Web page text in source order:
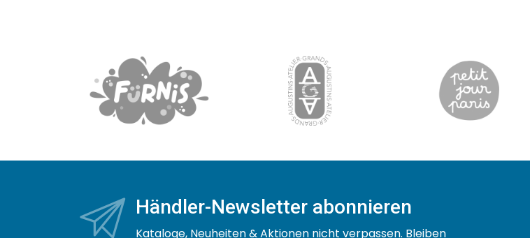
Händler-Newsletter abonnieren
Kataloge, Neuheiten & Aktionen nicht verpassen. Bleiben